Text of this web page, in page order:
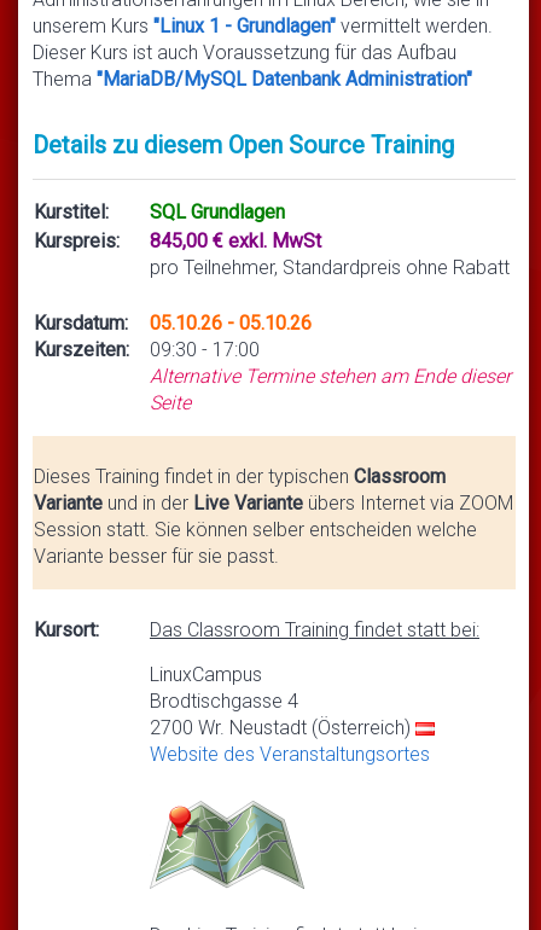
unserem Kurs "Linux 1 - Grundlagen" vermittelt werden.
Dieser Kurs ist auch Voraussetzung für das Aufbau
Thema "MariaDB/MySQL Datenbank Administration"
Details zu diesem Open Source Training
Kurstitel:
SQL Grundlagen
Kurspreis:
845,00 € exkl. MwSt
pro Teilnehmer, Standardpreis ohne Rabatt
Kursdatum:
Kurszeiten:
05.10.26 - 05.10.26
09:30 - 17:00
Alternative Termine stehen am Ende dieser
Seite
Dieses Training findet in der typischen Classroom
Variante und in der Live Variante übers Internet via ZOOM
Session statt. Sie können selber entscheiden welche
Variante besser für sie passt.
Kursort:
Das Classroom Training findet statt bei:
LinuxCampus
Brodtischgasse 4
2700 Wr. Neustadt (Österreich)
Website des Veranstaltungsortes